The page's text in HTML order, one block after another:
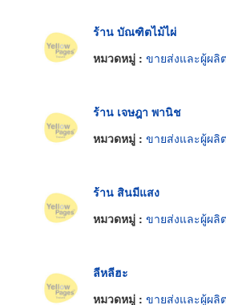
ร้าน บัณฑิตไม้ไผ่
หมวดหมู่ : ขายส่งและผู้ผ
ร้าน เจษฎา พานิช
หมวดหมู่ : ขายส่งและผู้ผ
ร้าน สินมีแสง
หมวดหมู่ : ขายส่งและผู้ผ
ลีหลีฮะ
หมวดหมู่ : ขายส่งและผู้ผ